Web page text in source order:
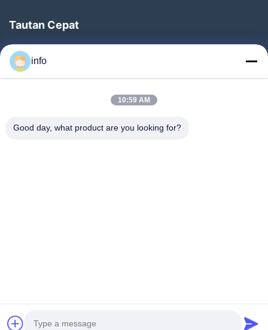
Tautan Cepat
Rumah
Produk
Tur Pabrik
info
10:59 AM
Good day, what product are you looking for?